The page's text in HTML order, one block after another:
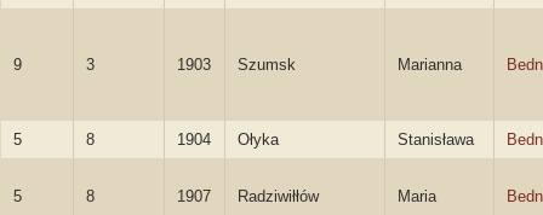
9 3 1903 Szumsk Marianna
5 8 1904 Ołyka Stanisława
5 8 1907 Radziwiłłów Maria